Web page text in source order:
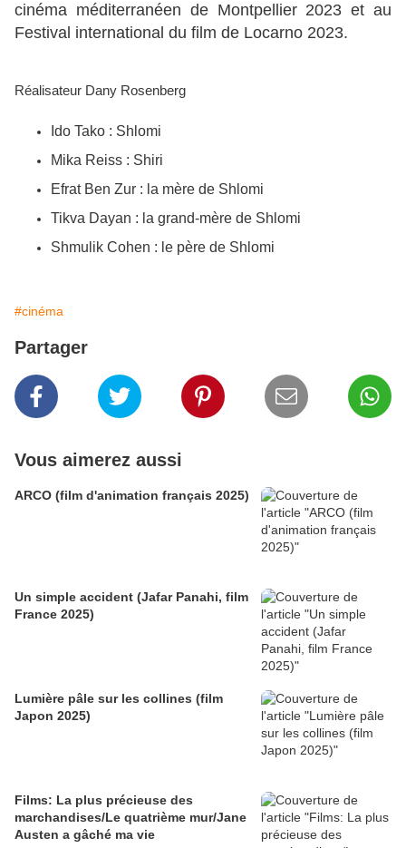
cinéma méditerranéen de Montpellier 2023 et au
Festival international du film de Locarno 2023.
Réalisateur Dany Rosenberg
Ido Tako : Shlomi
Mika Reiss : Shiri
Efrat Ben Zur : la mère de Shlomi
Tikva Dayan : la grand-mère de Shlomi
Shmulik Cohen : le père de Shlomi
#cinéma
Partager
Vous aimerez aussi
ARCO (film d'animation français 2025)
Un simple accident (Jafar Panahi, film
France 2025)
Lumière pâle sur les collines (film
Japon 2025)
Films: La plus précieuse des
marchandises/Le quatrième mur/Jane
Austen a gâché ma vie